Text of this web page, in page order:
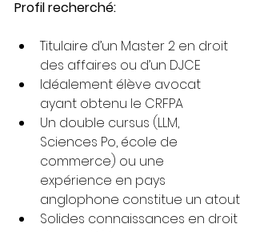
Profil recherché:
Titulaire d’un Master 2 en droit
des affaires ou d’un DJCE
Idéalement élève avocat
ayant obtenu le CRFPA
Un double cursus (LLM,
Sciences Po, école de
commerce) ou une
expérience en pays
anglophone constitue un atout
Solides connaissances en droit